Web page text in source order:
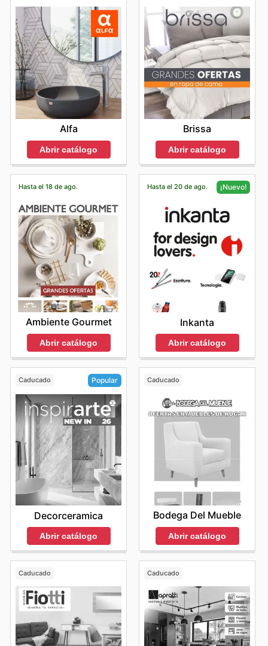
Alfa
Abrir catálogo
Brissa
Abrir catálogo
Hasta el 18 de ago.
Ambiente Gourmet
Abrir catálogo
Hasta el 20 de ago. ¡Nuevo!
Inkanta
Abrir catálogo
Caducado Popular
Decorceramica
Abrir catálogo
Caducado
Bodega Del Mueble
Abrir catálogo
Caducado Caducado